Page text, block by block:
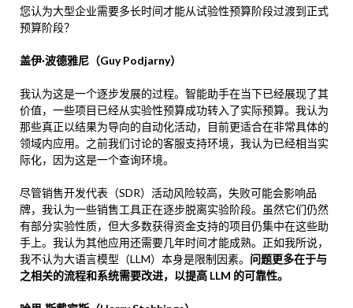
您认为大型企业需要多长时间才能从试验性预算阶段过渡到正式
预算阶段？
盖伊·波德雅尼（Guy Podjarny）
我认为这是一个逐步发展的过程。智能助手在当下已经展现了其
价值，一些项目已经从实验性预算成功转入了实际预算。我认为
那些真正以结果为导向的自动化活动，目前更适合在非常具体的
领域内应用。之前我们讨论的客服支持环境，我认为已经相当实
际化，因为这是一个查询环境。
尽管销售开发代表（SDR）活动风险较高，失败可能会影响品
牌，我认为一些销售工具正在逐步脱离实验阶段。虽然它们仍然
有部分实验性质，但大多数获得资金支持的项目仍集中在这些助
手上。我认为其他应用还需要几年时间才能成熟。正如我所说，
我不认为大语言模型（LLM）本身是限制因素。 问题更多在于与
之相关的流程和系统需要改进，以提高 LLM 的可靠性。